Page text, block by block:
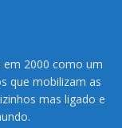
em 2000 como um
que mobilizam as
mas ligado e